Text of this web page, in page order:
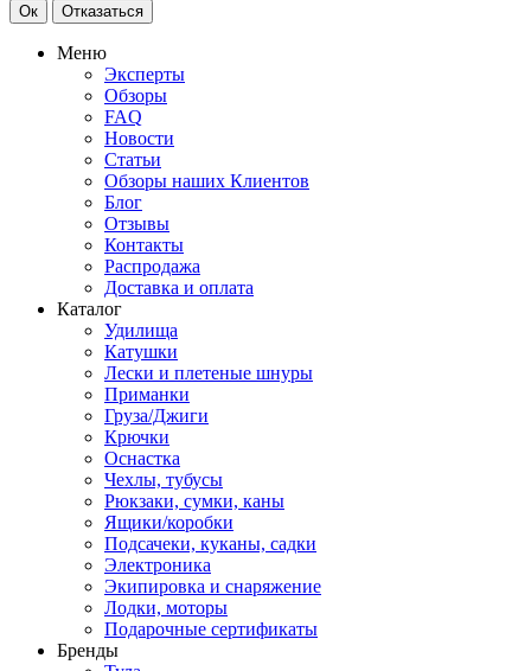
Ок Отказаться
Меню
Эксперты
Обзоры
FAQ
Новости
Статьи
Обзоры наших Клиентов
Блог
Отзывы
Контакты
Распродажа
Доставка и оплата
Каталог
Удилища
Катушки
Лески и плетеные шнуры
Приманки
Груза/Джиги
Крючки
Оснастка
Чехлы, тубусы
Рюкзаки, сумки, каны
Ящики/коробки
Подсачеки, куканы, садки
Электроника
Экипировка и снаряжение
Лодки, моторы
Подарочные сертификаты
Бренды